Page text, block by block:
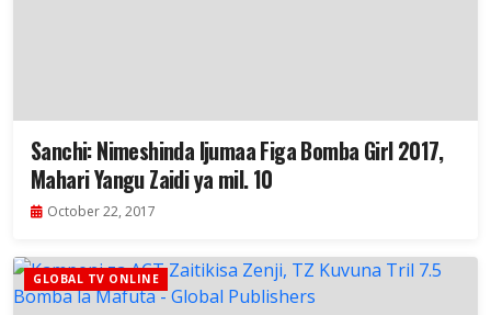
Sanchi: Nimeshinda Ijumaa Figa Bomba Girl 2017,
Mahari Yangu Zaidi ya mil. 10
October 22, 2017
GLOBAL TV ONLINE